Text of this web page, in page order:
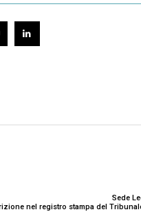
Sede
nel registro stampa del